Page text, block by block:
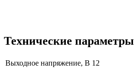
Технические параметры
Выходное напряжение, В 12